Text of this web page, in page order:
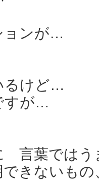
ョンが…
るけど…
すが…
言葉ではう
できないも